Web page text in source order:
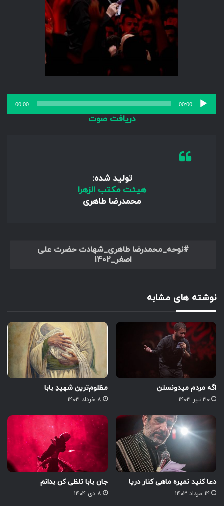
پخش‌کننده
صوت
00:00
00:00
دریافت صوت
تولید شده:
هیئت مکتب الزهرا
محمدرضا طاهری
نوحه_محمدرضا طاهری_شهادت حضرت علی
اصغر_۱۴۰۲
نوشته های مشابه
اگه مردم میدونستن
۳۰ تیر ۱۴۰۳
مظلوم‌ترین شهیدِ بابا
۸ خرداد ۱۴۰۳
دعا کنید نمیره ماهی کنار دریا
۱۴ مرداد ۱۴۰۳
جان بابا تلظی کن بدانم
۸ دی ۱۴۰۴